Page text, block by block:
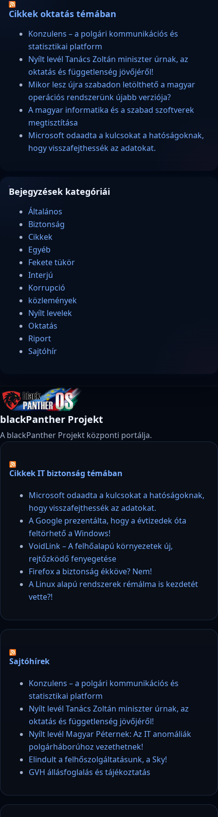
Cikkek oktatás témában
Konzulens – a polgári kommunikációs és
statisztikai platform
Nyílt levél Tanács Zoltán miniszter úrnak, az
oktatás és függetlenség jövőjéről!
Mikor lesz újra szabadon letölthető a magyar
operációs rendszerünk újabb verziója?
A magyar informatika és a szabad szoftverek
megtisztítása
Microsoft odaadta a kulcsokat a hatóságoknak,
hogy visszafejthessék az adatokat.
Bejegyzések kategóriái
Általános
Biztonság
Cikkek
Egyéb
Fekete tükör
Interjú
Korrupció
közlemények
Nyílt levelek
Oktatás
Riport
Sajtóhír
blackPanther Projekt
A blackPanther Projekt központi portálja.
Cikkek IT biztonság témában
Microsoft odaadta a kulcsokat a hatóságoknak,
hogy visszafejthessék az adatokat.
A Google prezentálta, hogy a évtizedek óta
feltörhető a Windows!
VoidLink – A felhőalapú környezetek új,
rejtőzködő fenyegetése
Firefox a biztonság ékköve? Nem!
A Linux alapú rendszerek rémálma is kezdetét
vette?!
Sajtóhírek
Konzulens – a polgári kommunikációs és
statisztikai platform
Nyílt levél Tanács Zoltán miniszter úrnak, az
oktatás és függetlenség jövőjéről!
Nyílt levél Magyar Péternek: Az IT anomáliák
polgárháborúhoz vezethetnek!
Elindult a felhőszolgáltatásunk, a Sky!
GVH állásfoglalás és tájékoztatás